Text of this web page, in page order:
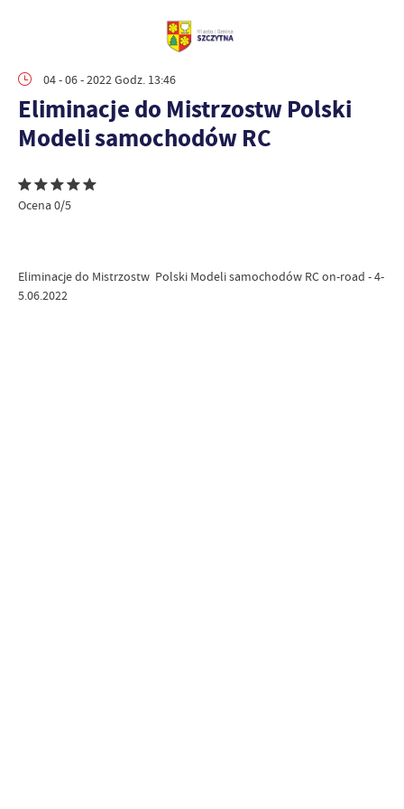
04 - 06 - 2022 Godz. 13:46
Eliminacje do Mistrzostw Polski
Modeli samochodów RC
Ocena 0/5
Eliminacje do Mistrzostw Polski Modeli samochodów RC on-road - 4-
5.06.2022